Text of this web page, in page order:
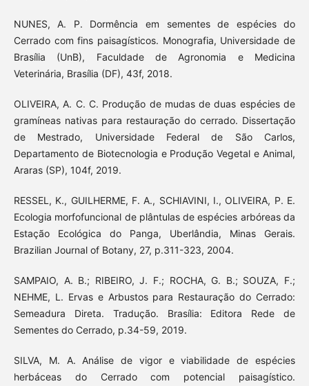
NUNES, A. P. Dormência em sementes de espécies do
Cerrado com fins paisagísticos. Monografia, Universidade de
Brasília (UnB), Faculdade de Agronomia e Medicina
Veterinária, Brasília (DF), 43f, 2018.
OLIVEIRA, A. C. C. Produção de mudas de duas espécies de
gramíneas nativas para restauração do cerrado. Dissertação
de Mestrado, Universidade Federal de São Carlos,
Departamento de Biotecnologia e Produção Vegetal e Animal,
Araras (SP), 104f, 2019.
RESSEL, K., GUILHERME, F. A., SCHIAVINI, I., OLIVEIRA, P. E.
Ecologia morfofuncional de plântulas de espécies arbóreas da
Estação Ecológica do Panga, Uberlândia, Minas Gerais.
Brazilian Journal of Botany, 27, p.311-323, 2004.
SAMPAIO, A. B.; RIBEIRO, J. F.; ROCHA, G. B.; SOUZA, F.;
NEHME, L. Ervas e Arbustos para Restauração do Cerrado:
Semeadura Direta. Tradução. Brasília: Editora Rede de
Sementes do Cerrado, p.34-59, 2019.
SILVA, M. A. Análise de vigor e viabilidade de espécies
herbáceas do Cerrado com potencial paisagístico.